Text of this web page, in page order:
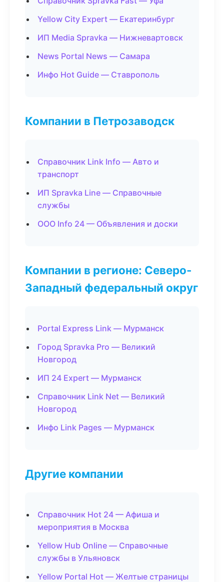
Yellow City Expert — Екатеринбург
ИП Media Spravka — Нижневартовск
News Portal News — Самара
Инфо Hot Guide — Ставрополь
Компании в Петрозаводск
Справочник Link Info — Авто и
транспорт
ИП Spravka Line — Справочные
службы
ООО Info 24 — Объявления и доски
Компании в регионе: Северо-
Западный федеральный округ
Portal Express Link — Мурманск
Город Spravka Pro — Великий
Новгород
ИП 24 Expert — Мурманск
Справочник Link Net — Великий
Новгород
Инфо Link Pages — Мурманск
Другие компании
Справочник Hot 24 — Афиша и
мероприятия в Москва
Yellow Hub Online — Справочные
службы в Ульяновск
Yellow Portal Hot — Желтые страницы